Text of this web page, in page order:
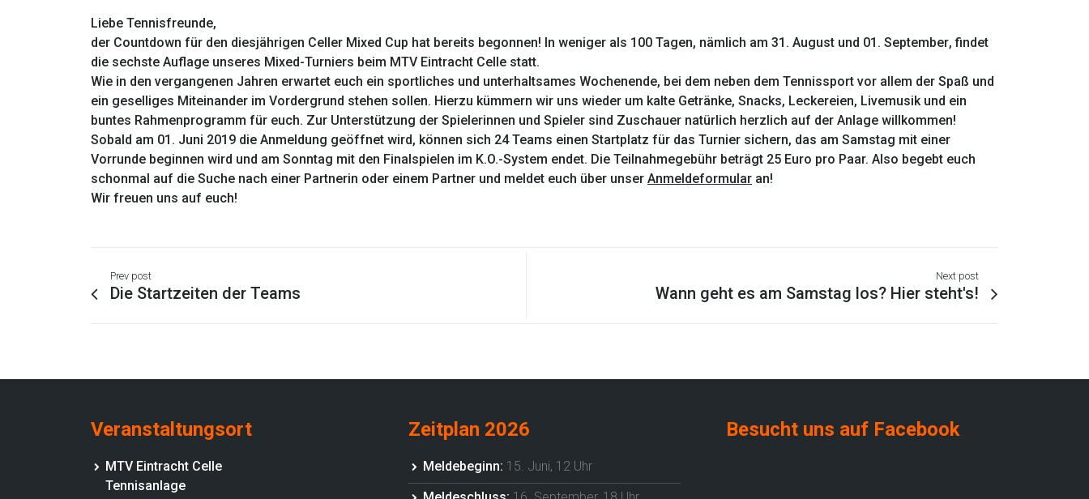
Liebe Tennisfreunde,
der Countdown für den diesjährigen Celler Mixed Cup hat bereits begonnen! In weniger als 100 Tagen, nämlich am 31. August und 01. September, findet
die sechste Auflage unseres Mixed-Turniers beim MTV Eintracht Celle statt.
Wie in den vergangenen Jahren erwartet euch ein sportliches und unterhaltsames Wochenende, bei dem neben dem Tennissport vor allem der Spaß und
ein geselliges Miteinander im Vordergrund stehen sollen. Hierzu kümmern wir uns wieder um kalte Getränke, Snacks, Leckereien, Livemusik und ein
buntes Rahmenprogramm für euch. Zur Unterstützung der Spielerinnen und Spieler sind Zuschauer natürlich herzlich auf der Anlage willkommen!
Sobald am 01. Juni 2019 die Anmeldung geöffnet wird, können sich 24 Teams einen Startplatz für das Turnier sichern, das am Samstag mit einer
Vorrunde beginnen wird und am Sonntag mit den Finalspielen im K.O.-System endet. Die Teilnahmegebühr beträgt 25 Euro pro Paar. Also begebt euch
schonmal auf die Suche nach einer Partnerin oder einem Partner und meldet euch über unser Anmeldeformular an!
Wir freuen uns auf euch!
Prev post
Die Startzeiten der Teams
Next post
Wann geht es am Samstag los? Hier steht's!
Veranstaltungsort
MTV Eintracht Celle
Tennisanlage
Zeitplan 2026
Meldebeginn: 15. Juni, 12 Uhr
Besucht uns auf Facebook